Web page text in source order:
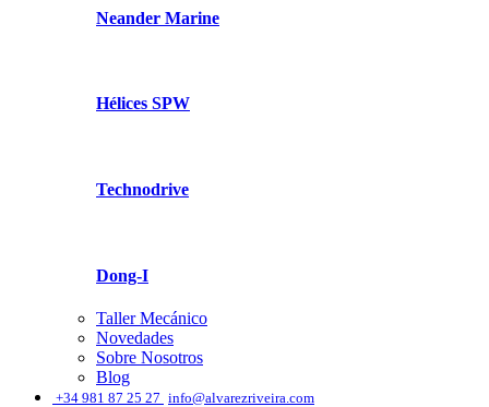
Neander Marine
Hélices SPW
Technodrive
Dong-I
Taller Mecánico
Novedades
Sobre Nosotros
Blog
+34 981 87 25 27 info@alvarezriveira.com